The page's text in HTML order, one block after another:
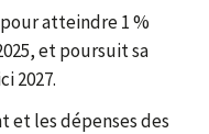
atteindre 1 %
et poursuit sa
2027.
et les dépenses des